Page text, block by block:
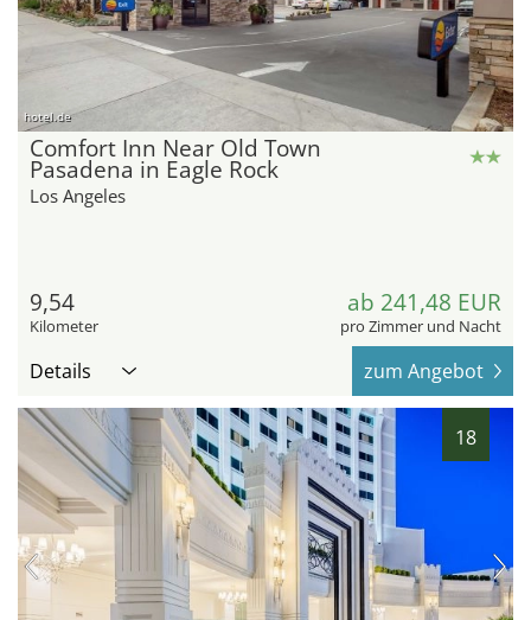
hotel.de
Comfort Inn Near Old Town
Pasadena in Eagle Rock
Los Angeles
9,54
Kilometer
ab 241,48 EUR
pro Zimmer und Nacht
Details zum Angebot
18